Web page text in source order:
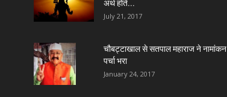
अर्थ होते...
July 21, 2017
चौबट्टाखाल से सतपाल महाराज ने नामांकन
पर्चा भरा
January 24, 2017